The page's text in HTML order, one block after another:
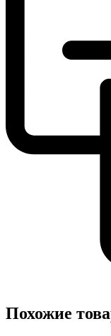
Похожие